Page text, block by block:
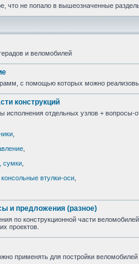
что не попало в вышеозначенные
и веломобилей
с помощью которых можно
конструкций
исполнения отдельных узлов + вопросы-
сумки
втулки-оси
и предложения (разное)
по конструкционной части
проектов.
применять для постройки